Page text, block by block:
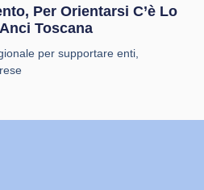
Per Orientarsi C’è Lo
Toscana
per supportare enti,